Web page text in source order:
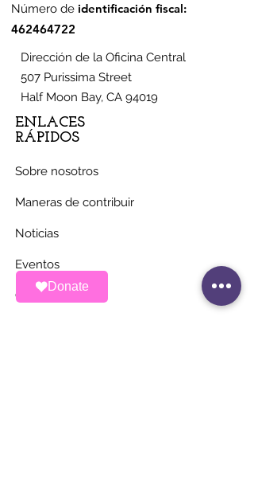
Donate
Número de identificación fiscal:
462464722
Dirección de la Oficina Central
507 Purissima Street
Half Moon Bay, CA 94019
ENLACES
RÁPIDOS
Sobre nosotros
Maneras de contribuir
Noticias
Eventos
Contacto